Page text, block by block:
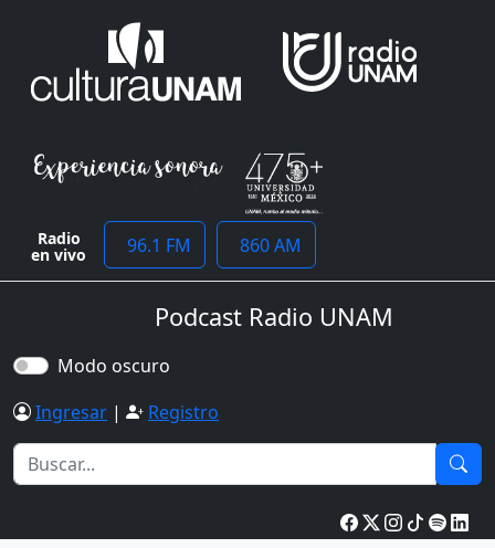
Radio
en vivo 96.1 FM 860 AM
Podcast Radio UNAM
Modo oscuro
Ingresar | Registro